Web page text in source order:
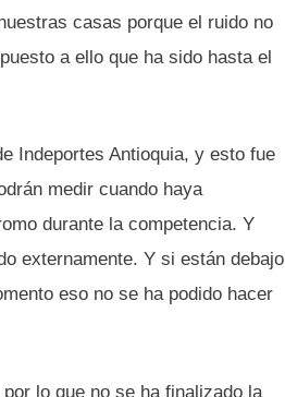
casas porque el ruido no
a ello que ha sido hasta el
Indeportes Antioquia, y esto fue
medir cuando haya
durante la competencia. Y
externamente. Y si están debajo
eso no se ha podido hacer
lo que no se ha finalizado la